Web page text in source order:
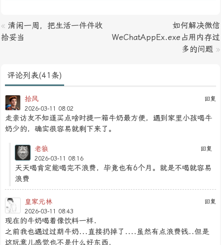
« 清闲一周，把生活一件件收
拾妥当
如何解决微信
WeChatAppEx.exe占用内存过
多的问题 »
评论列表(41条)
回复
拾风
2026-03-11 08:02
走亲访友不知道买点啥时提一箱牛奶最方便，遇到家里小孩喝牛
奶少的，确实很容易就剩下来了。
回复
老狼
2026-03-11 08:16
天天喝肯定能喝完不浪费，毕竟也有6个月。就是不喝就容易
浪费
回复
皇家元林
2026-03-11 08:43
现在的牛奶喝着像饮料一样.
之前我也遇过过期牛奶...直接扔掉了....虽然有点浪费钱..但是
这玩意儿感觉也不是什么好东西.